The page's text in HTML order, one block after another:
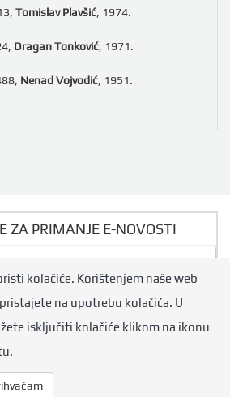
Tomislav Plavšić , 1974.
Dragan Tonković, 1971.
Nenad Vojvodić , 1951.
ZA PRIMANJE E-NOVOSTI
Pošalji
Design by:
kolačiće. Korištenjem naše web
na upotrebu kolačića. U
isključiti kolačiće klikom na ikonu